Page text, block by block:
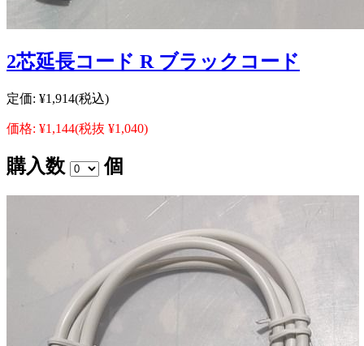
2芯延長コード R ブラックコード
定価: ¥1,914(税込)
価格: ¥1,144(税抜 ¥1,040)
購入数 個